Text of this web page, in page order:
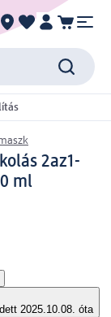
2az1-
ml
2025.10.08. óta